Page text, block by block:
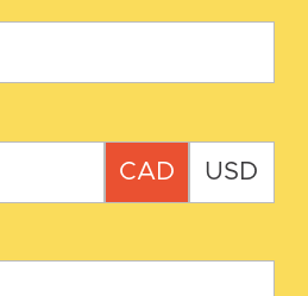
CAD USD